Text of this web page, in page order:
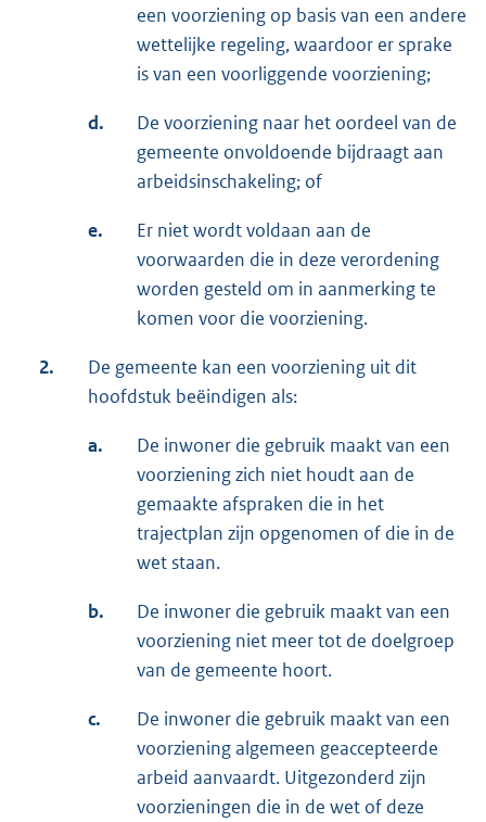
een voorziening op basis van een andere
wettelijke regeling, waardoor er sprake
is van een voorliggende voorziening;
d.
De voorziening naar het oordeel van de
gemeente onvoldoende bijdraagt aan
arbeidsinschakeling; of
e.
Er niet wordt voldaan aan de
voorwaarden die in deze verordening
worden gesteld om in aanmerking te
komen voor die voorziening.
2.
De gemeente kan een voorziening uit dit
hoofdstuk beëindigen als:
a.
De inwoner die gebruik maakt van een
voorziening zich niet houdt aan de
gemaakte afspraken die in het
trajectplan zijn opgenomen of die in de
wet staan.
b.
De inwoner die gebruik maakt van een
voorziening niet meer tot de doelgroep
van de gemeente hoort.
c.
De inwoner die gebruik maakt van een
voorziening algemeen geaccepteerde
arbeid aanvaardt. Uitgezonderd zijn
voorzieningen die in de wet of deze